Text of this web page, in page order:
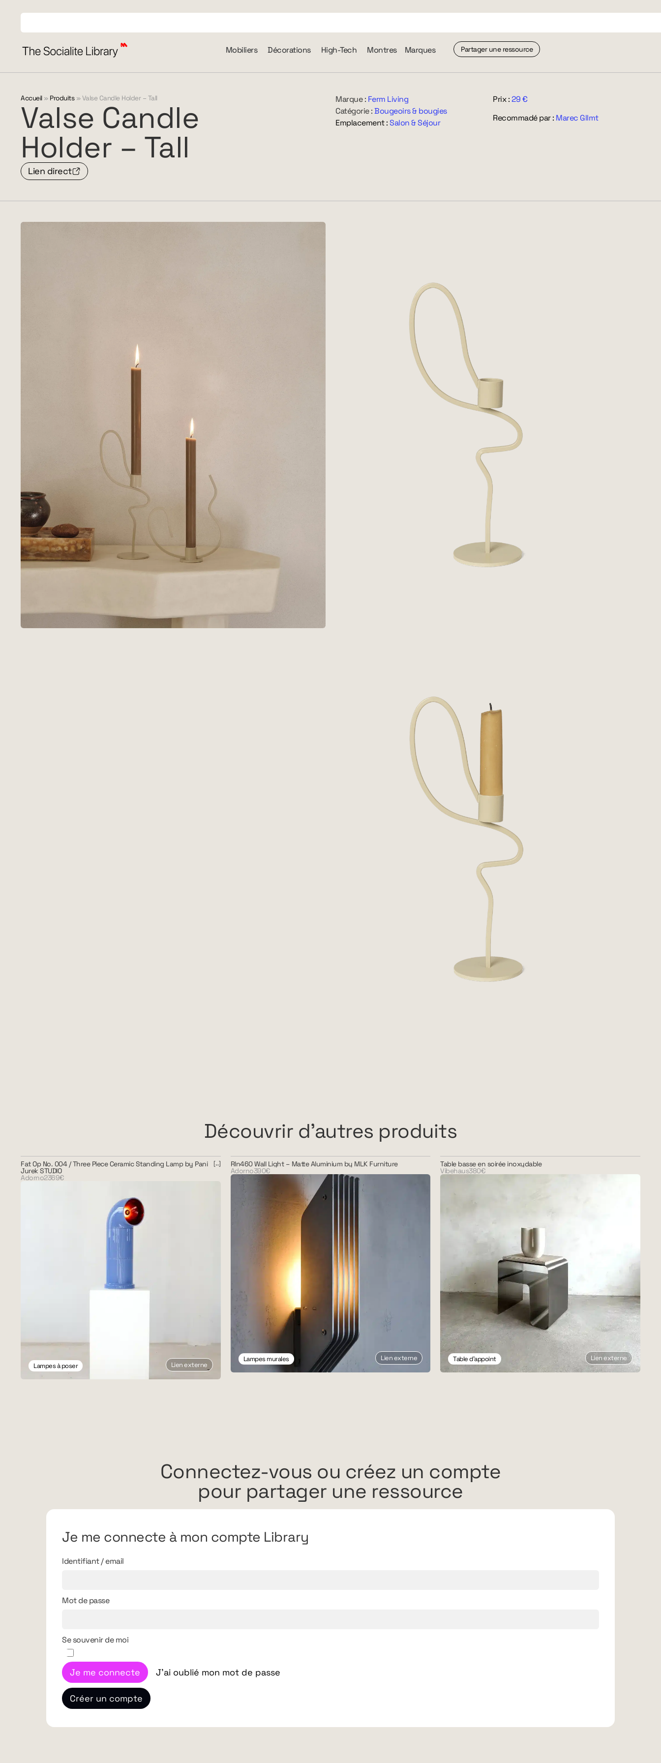
Mobiliers Décorations High-Tech Montres Marques Partager une ressource
Accueil» Produits»Valse Candle Holder – Tall
Valse Candle
Holder – Tall
Lien direct
Marque : Ferm Living
Catégorie :Bougeoirs & bougies
Emplacement :Salon & Séjour
Prix :29 €
Recommadé par : Marec Gllmt
Découvrir d'autres produits
Fat Op No. 004 / Three Piece Ceramic Standing Lamp by Pani
Jurek STUDIO
Adorno2369€
Lampes à poser Lien externe
Rln460 Wall Light – Matte Aluminium by MLK Furniture
Adorno390€
Lampes murales Lien externe
Table basse en soirée inoxydable
Vibehaus380€
Table d'appoint Lien externe
Connectez-vous ou créez un compte
pour partager une ressource
Je me connecte à mon compte Library
Identifiant / email
Mot de passe
Se souvenir de moi
Je me connecte J'ai oublié mon mot de passe
Créer un compte